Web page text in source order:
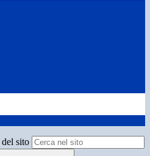
sito